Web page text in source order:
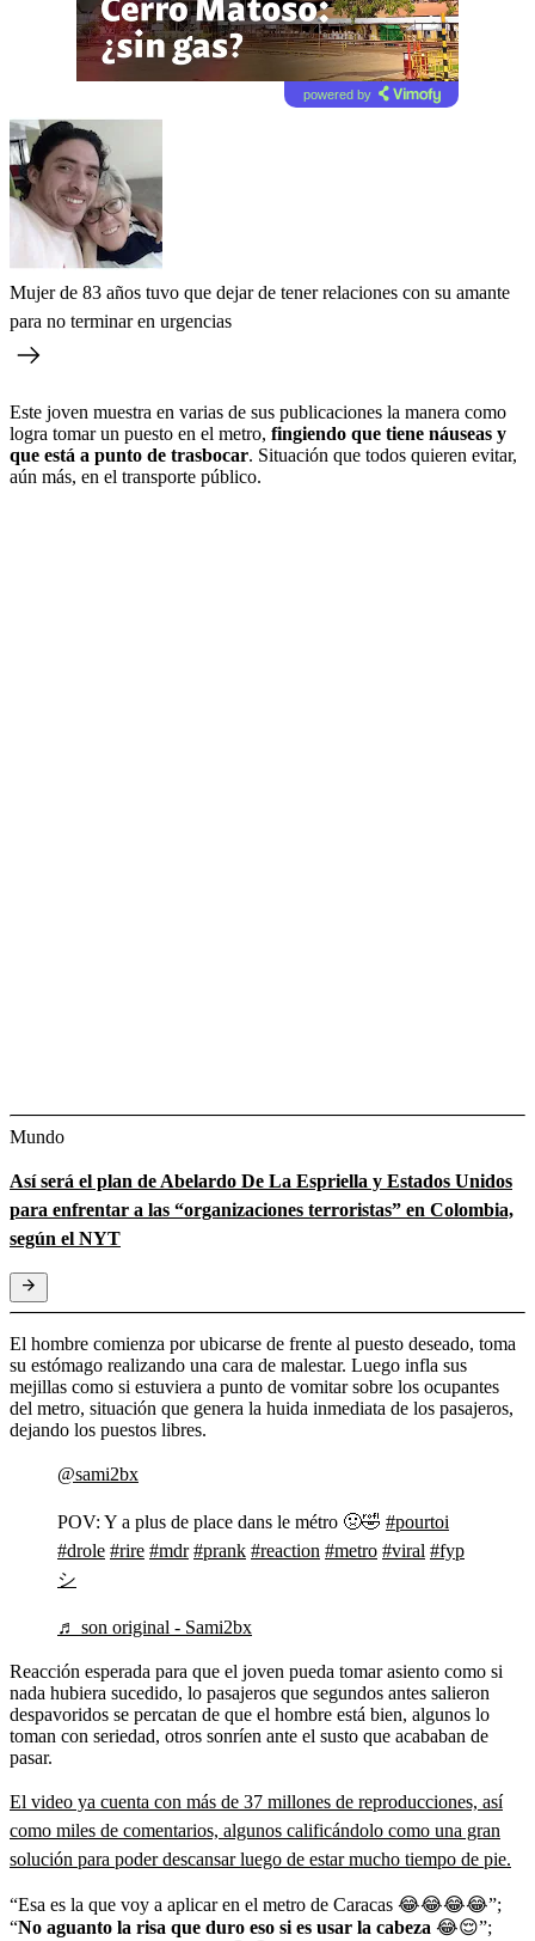
powered by
Mujer de 83 años tuvo que dejar de tener relaciones con su amante
para no terminar en urgencias
Este joven muestra en varias de sus publicaciones la manera como
logra tomar un puesto en el metro, fingiendo que tiene náuseas y
que está a punto de trasbocar. Situación que todos quieren evitar,
aún más, en el transporte público.
Mundo
Así será el plan de Abelardo De La Espriella y Estados Unidos
para enfrentar a las “organizaciones terroristas” en Colombia,
según el NYT
El hombre comienza por ubicarse de frente al puesto deseado, toma
su estómago realizando una cara de malestar. Luego infla sus
mejillas como si estuviera a punto de vomitar sobre los ocupantes
del metro, situación que genera la huida inmediata de los pasajeros,
dejando los puestos libres.
@sami2bx
POV: Y a plus de place dans le métro 🤢🤣 #pourtoi
#drole #rire #mdr #prank #reaction #metro #viral #fyp
シ
♬ son original - Sami2bx
Reacción esperada para que el joven pueda tomar asiento como si
nada hubiera sucedido, lo pasajeros que segundos antes salieron
despavoridos se percatan de que el hombre está bien, algunos lo
toman con seriedad, otros sonríen ante el susto que acababan de
pasar.
El video ya cuenta con más de 37 millones de reproducciones, así
como miles de comentarios, algunos calificándolo como una gran
solución para poder descansar luego de estar mucho tiempo de pie.
“Esa es la que voy a aplicar en el metro de Caracas 😂😂😂😂”;
“No aguanto la risa que duro eso si es usar la cabeza 😂😌”;